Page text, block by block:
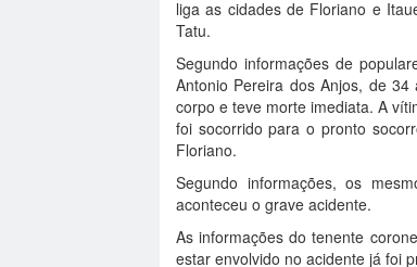
liga as cidades de Floriano e
Tatu.
Segundo informações de
Antonio Pereira dos Anjos, de
corpo e teve morte imediata. A
foi socorrido para o pronto
Floriano.
Segundo informações, os
aconteceu o grave acidente.
As informações do tenente
estar envolvido no acidente já foi